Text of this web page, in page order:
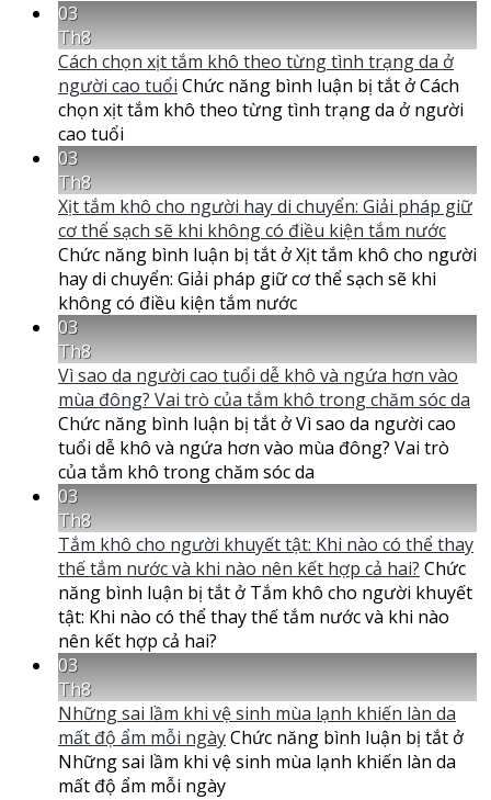
03
Th8
Cách chọn xịt tắm khô theo từng tình trạng da ở
người cao tuổi Chức năng bình luận bị tắt ở Cách
chọn xịt tắm khô theo từng tình trạng da ở người
cao tuổi
03
Th8
Xịt tắm khô cho người hay di chuyển: Giải pháp giữ
cơ thể sạch sẽ khi không có điều kiện tắm nước
Chức năng bình luận bị tắt ở Xịt tắm khô cho người
hay di chuyển: Giải pháp giữ cơ thể sạch sẽ khi
không có điều kiện tắm nước
03
Th8
Vì sao da người cao tuổi dễ khô và ngứa hơn vào
mùa đông? Vai trò của tắm khô trong chăm sóc da
Chức năng bình luận bị tắt ở Vì sao da người cao
tuổi dễ khô và ngứa hơn vào mùa đông? Vai trò
của tắm khô trong chăm sóc da
03
Th8
Tắm khô cho người khuyết tật: Khi nào có thể thay
thế tắm nước và khi nào nên kết hợp cả hai? Chức
năng bình luận bị tắt ở Tắm khô cho người khuyết
tật: Khi nào có thể thay thế tắm nước và khi nào
nên kết hợp cả hai?
03
Th8
Những sai lầm khi vệ sinh mùa lạnh khiến làn da
mất độ ẩm mỗi ngàyChức năng bình luận bị tắt ở
Những sai lầm khi vệ sinh mùa lạnh khiến làn da
mất độ ẩm mỗi ngày